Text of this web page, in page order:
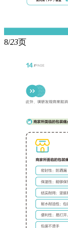
8/23页